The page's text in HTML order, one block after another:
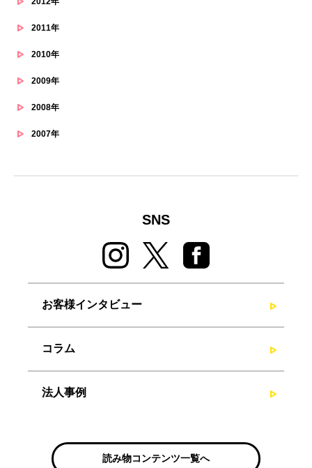
2011年
2010年
2009年
2008年
2007年
SNS
お客様インタビュー
コラム
法人事例
読み物コンテンツ一覧へ